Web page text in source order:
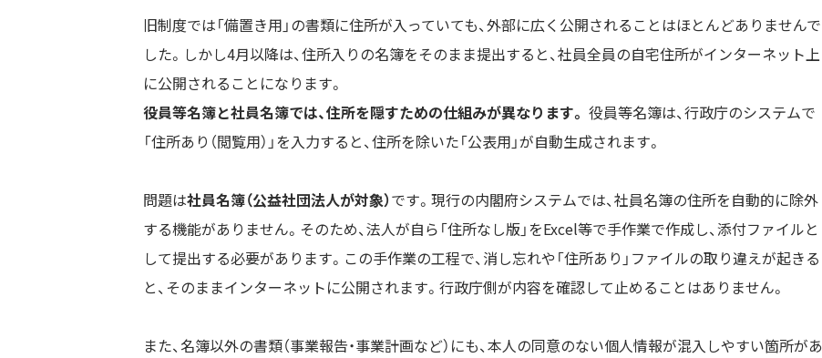
旧制度では「備置き用」の書類に住所が入っていても、外部に広く公開されることはほとんどありませんで
した。しかし4月以降は、住所入りの名簿をそのまま提出すると、社員全員の自宅住所がインターネット上
に公開されることになります。
役員等名簿と社員名簿では、住所を隠すための仕組みが異なります。 役員等名簿は、行政庁のシステムで
「住所あり（閲覧用）」を入力すると、住所を除いた「公表用」が自動生成されます。
問題は社員名簿（公益社団法人が対象）です。現行の内閣府システムでは、社員名簿の住所を自動的に除外
する機能がありません。そのため、法人が自ら「住所なし版」をExcel等で手作業で作成し、添付ファイルと
して提出する必要があります。この手作業の工程で、消し忘れや「住所あり」ファイルの取り違えが起きる
と、そのままインターネットに公開されます。行政庁側が内容を確認して止めることはありません。
また、名簿以外の書類（事業報告・事業計画など）にも、本人の同意のない個人情報が混入しやすい箇所があ